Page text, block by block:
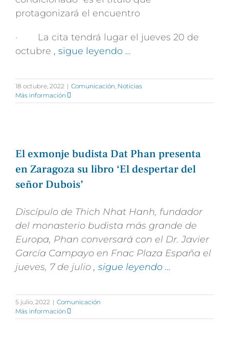
protagonizará el encuentro
· La cita tendrá lugar el jueves 20 de
octubre , sigue leyendo …
18 octubre, 2022 | Comunicación Noticias
Más información
El exmonje budista Dat Phan presenta
en Zaragoza su libro ‘El despertar del
señor Dubois’
Discípulo de Thich Nhat Hanh, fundador
del monasterio budista más grande de
Europa, Phan conversará con el Dr. Javier
García Campayo en Fnac Plaza España el
jueves, 7 de julio , sigue leyendo …
5 julio, 2022 | Comunicación
Más información